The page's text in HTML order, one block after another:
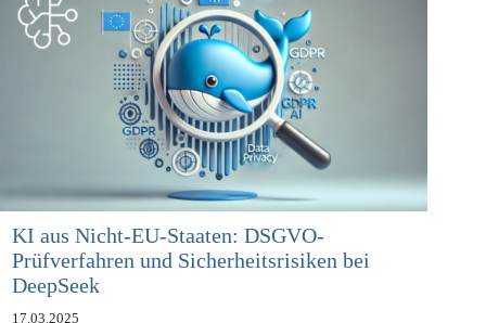
KI aus Nicht-EU-Staaten: DSGVO-
Prüfverfahren und Sicherheitsrisiken bei
DeepSeek